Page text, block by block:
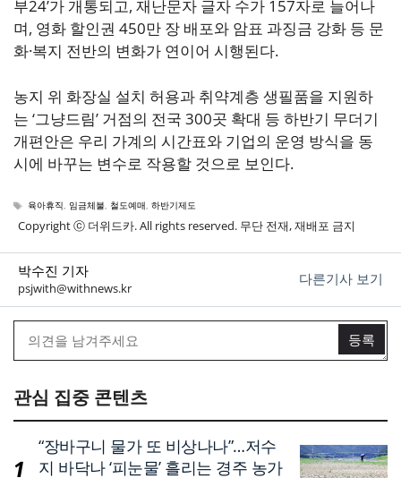
부24’가 개통되고, 재난문자 글자 수가 157자로 늘어나
며, 영화 할인권 450만 장 배포와 암표 과징금 강화 등 문
화·복지 전반의 변화가 연이어 시행된다.
농지 위 화장실 설치 허용과 취약계층 생필품을 지원하
는 ‘그냥드림’ 거점의 전국 300곳 확대 등 하반기 무더기
개편안은 우리 가계의 시간표와 기업의 운영 방식을 동
시에 바꾸는 변수로 작용할 것으로 보인다.
태
육아휴직, 임금체불, 철도예매, 하반기제도
Copyright ⓒ 더위드카. All rights reserved. 무단 전재, 재배포 금지
박수진 기자
psjwith@withnews.kr
다른기사 보기
관심 집중 콘텐츠
“장바구니 물가 또 비상나나”…저수
지 바닥나 ‘피눈물’ 흘리는 경주 농가